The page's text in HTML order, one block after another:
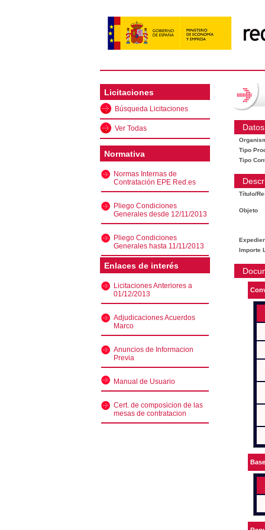
Licitaciones
Búsqueda Licitaciones
Ver Todas
Normativa
Normas Internas de
Contratación EPE Red.es
Pliego Condiciones
Generales desde 12/11/2013
Pliego Condiciones
Generales hasta 11/11/2013
Enlaces de interés
Licitaciones Anteriores a
01/12/2013
Adjudicaciones Acuerdos
Marco
Anuncios de Informacion
Previa
Manual de Usuario
Cert. de composicion de las
mesas de contratacion
Tipo
Tipo
Título/
Objeto
Importe